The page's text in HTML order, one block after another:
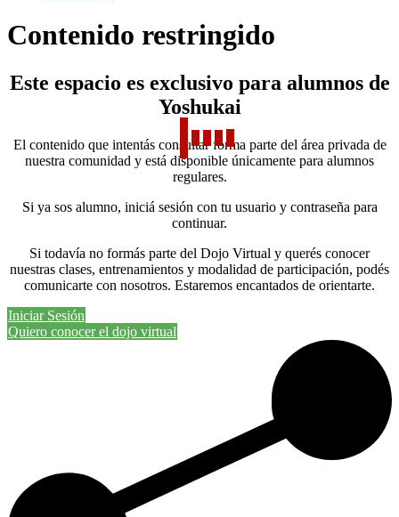
Contenido restringido
Este espacio es exclusivo para alumnos de
Yoshukai
El contenido que intentás consultar forma parte del área privada de
nuestra comunidad y está disponible únicamente para alumnos
regulares.
Si ya sos alumno, iniciá sesión con tu usuario y contraseña para
continuar.
Si todavía no formás parte del Dojo Virtual y querés conocer
nuestras clases, entrenamientos y modalidad de participación, podés
comunicarte con nosotros. Estaremos encantados de orientarte.
Iniciar Sesión
Quiero conocer el dojo virtual